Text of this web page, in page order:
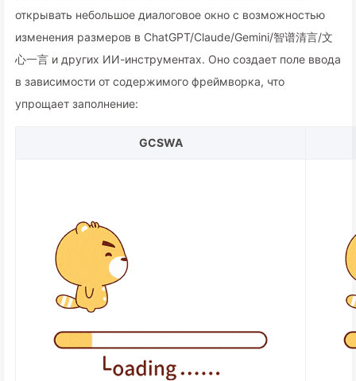
открывать небольшое диалоговое окно с возможностью
изменения размеров в ChatGPT/Claude/Gemini/智谱清言/文
心一言 и других ИИ-инструментах. Оно создает поле ввода
в зависимости от содержимого фреймворка, что
упрощает заполнение:
GCSWA